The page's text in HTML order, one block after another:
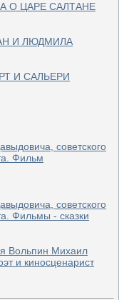
О ЦАРЕ САЛТАНЕ
И ЛЮДМИЛА
И САЛЬЕРИ
советского
Фильм
советского
Фильмы - сказки
Вольпин Михаил
и киносценарист